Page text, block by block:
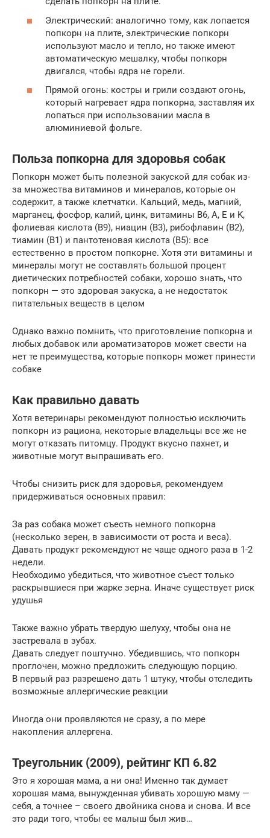
Электрический: аналогично тому, как лопается
попкорн на плите, электрические попкорн
используют масло и тепло, но также имеют
автоматическую мешалку, чтобы попкорн
двигался, чтобы ядра не горели.
Прямой огонь: костры и грили создают огонь,
который нагревает ядра попкорна, заставляя их
лопаться при использовании масла в
алюминиевой фольге.
Польза попкорна для здоровья собак
Попкорн может быть полезной закуской для собак из-
за множества витаминов и минералов, которые он
содержит, а также клетчатки. Кальций, медь, магний,
марганец, фосфор, калий, цинк, витамины B6, A, E и K,
фолиевая кислота (B9), ниацин (B3), рибофлавин (B2),
тиамин (B1) и пантотеновая кислота (B5): все
естественно в простом попкорне. Хотя эти витамины и
минералы могут не составлять большой процент
диетических потребностей собаки, хорошо знать, что
попкорн — это здоровая закуска, а не недостаток
питательных веществ в целом
Однако важно помнить, что приготовление попкорна и
любых добавок или ароматизаторов может свести на
нет те преимущества, которые попкорн может принести
собаке
Как правильно давать
Хотя ветеринары рекомендуют полностью исключить
попкорн из рациона, некоторые владельцы все же не
могут отказать питомцу. Продукт вкусно пахнет, и
животные могут выпрашивать его.
Чтобы снизить риск для здоровья, рекомендуем
придерживаться основных правил:
За раз собака может съесть немного попкорна
(несколько зерен, в зависимости от роста и веса).
Давать продукт рекомендуют не чаще одного раза в 1-2
недели.
Необходимо убедиться, что животное съест только
раскрывшиеся при жарке зерна. Иначе существует риск
удушья
Также важно убрать твердую шелуху, чтобы она не
застревала в зубах.
Давать следует поштучно. Убедившись, что попкорн
проглочен, можно предложить следующую порцию.
В первый раз разрешено дать 1 штуку, чтобы отследить
возможные аллергические реакции
Иногда они проявляются не сразу, а по мере
накопления аллергена.
Треугольник (2009), рейтинг КП 6.82
Это я хорошая мама, а ни она! Именно так думает
хорошая мама, вынужденная убивать хорошую маму —
себя, а точнее – своего двойника снова и снова. И все
это ради того, чтобы ее малыш был жив…